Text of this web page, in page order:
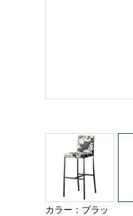
カラー：ブラッ